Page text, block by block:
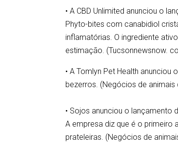
• A CBD Unlimited anunciou o
Phyto-bites com canabidiol
inflamatórias. O ingrediente
estimação. (Tucsonnewsnow.
• A Tomlyn Pet Health
bezerros. (Negócios de
• Sojos anunciou o lançamento
A empresa diz que é o primeiro
prateleiras. (Negócios de